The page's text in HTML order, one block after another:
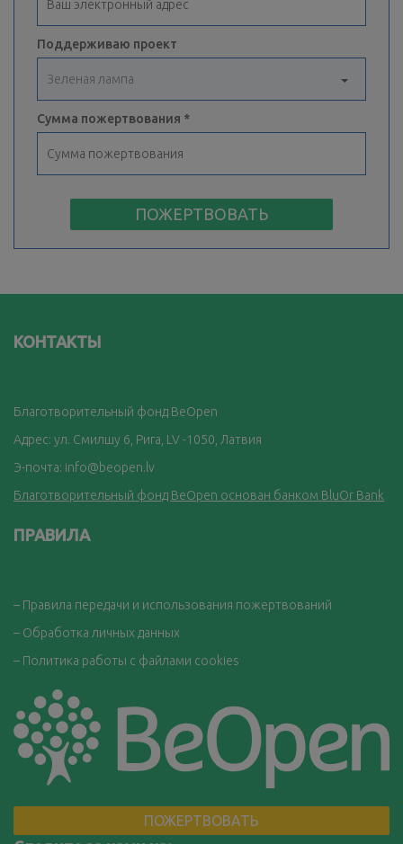
Поддерживаю проект
Сумма пожертвования
ПОЖЕРТВОВАТЬ
КОНТАКТЫ
Благотворительный фонд BeOpen
Адрес: ул. Смилшу 6, Рига, LV -1050, Латвия
Э-почта: info@beopen.lv
Благотворительный фонд BeOpen основан банком BluOr Bank
ПРАВИЛА
– Правила передачи и использования пожертвований
– Обработка личных данных
– Политика работы с файлами cookies
ПОЖЕРТВОВАТЬ